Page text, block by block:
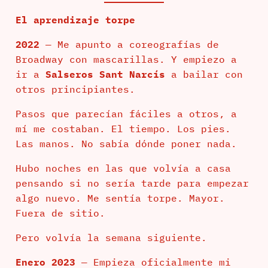
El aprendizaje torpe
2022 — Me apunto a coreografías de
Broadway con mascarillas. Y empiezo a
ir a Salseros Sant Narcís a bailar con
otros principiantes.
Pasos que parecían fáciles a otros, a
mí me costaban. El tiempo. Los pies.
Las manos. No sabía dónde poner nada.
Hubo noches en las que volvía a casa
pensando si no sería tarde para empezar
algo nuevo. Me sentía torpe. Mayor.
Fuera de sitio.
Pero volvía la semana siguiente.
Enero 2023 — Empieza oficialmente mi